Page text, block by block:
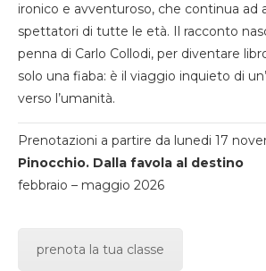
ironico e avventuroso, che continua ad
spettatori di tutte le età. Il racconto
penna di Carlo Collodi, per diventare
solo una fiaba: è il viaggio inquieto di
verso l’umanità.
Prenotazioni a partire da lunedi 17
Pinocchio. Dalla favola al destino
febbraio – maggio 2026
prenota la tua classe